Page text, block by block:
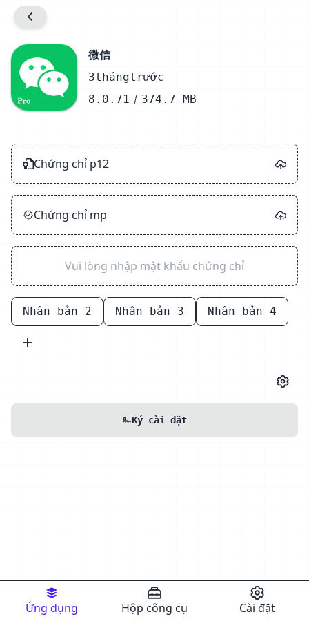
微信
3thángtrước
8.0.71
374.7 MB
Thông báo
Kiểm tra
Ký
Nén
Chứng chỉ p12
Chứng chỉ mp
Nhân bản 2 Nhân bản 3 Nhân bản 4
Cấu hình Info.plist
Ký cài đặt
Ứng dụng Hộp công cụ Cài đặt